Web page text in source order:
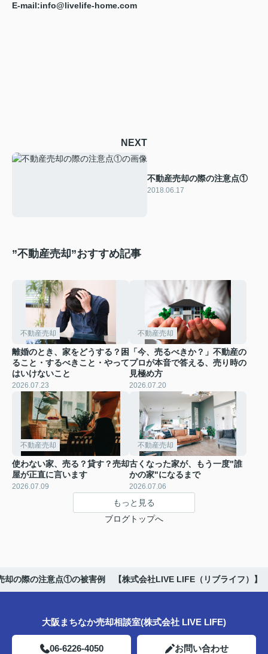
E-mail:info@livelife-home.com
NEXT
不動産売却の際の注意点①
2018.06.17
”不動産売却”おすすめ記事
不動産売却
離婚のとき、家をどうする？困
ること・するべきこと・やって
はいけないこと
2026.07.23
不動産売却
「今、売るべきか？」不動産の
プロが本音で答える、売り時の
見極め方
2026.07.20
不動産売却
使わない家、売る？貸す？売却
屋が正直に言います
2026.07.09
不動産売却
古くなった家が、もう一度"誰
かの家"になるまで
2026.07.06
もっと見る
ブログトップへ
却の際の注意点①の被害例 【株式会社LIVE LIFE（リブライフ）】
大阪まちなか売却相談室(株式会社 LIVE LIFE)
06-6226-4050 お問い合わせ